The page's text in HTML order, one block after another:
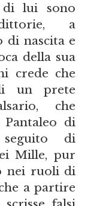
lui sono
a
di nascita e
della sua
crede che
un prete
che
di
di
Mille, pur
nei ruoli di
a partire